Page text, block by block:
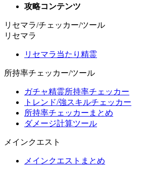
攻略コンテンツ
リセマラ/チェッカー/ツール
リセマラ
リセマラ当たり精霊
所持率チェッカー/ツール
ガチャ精霊所持率チェッカー
トレンド/強スキルチェッカー
所持率チェッカーまとめ
ダメージ計算ツール
メインクエスト
メインクエストまとめ